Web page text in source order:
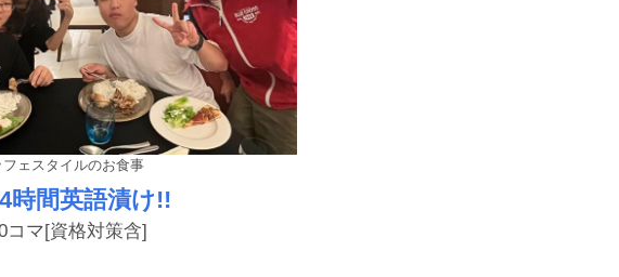
ェスタイルのお食事
時間英語漬け!!
コマ[資格対策含]